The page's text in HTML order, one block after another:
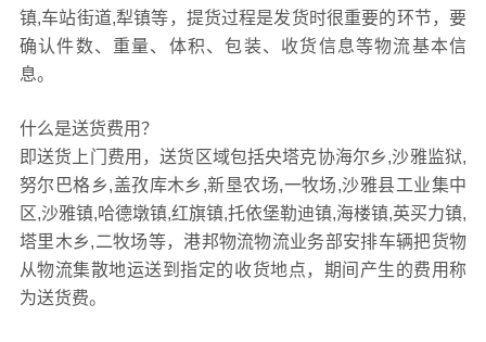
镇,车站街道,犁镇等，提货过程是发货时很重要的环节，要
确认件数、重量、体积、包装、收货信息等物流基本信
息。
什么是送货费用？
即送货上门费用，送货区域包括央塔克协海尔乡,沙雅监狱,
努尔巴格乡,盖孜库木乡,新垦农场,一牧场,沙雅县工业集中
区,沙雅镇,哈德墩镇,红旗镇,托依堡勒迪镇,海楼镇,英买力镇,
塔里木乡,二牧场等，港邦物流物流业务部安排车辆把货物
从物流集散地运送到指定的收货地点，期间产生的费用称
为送货费。